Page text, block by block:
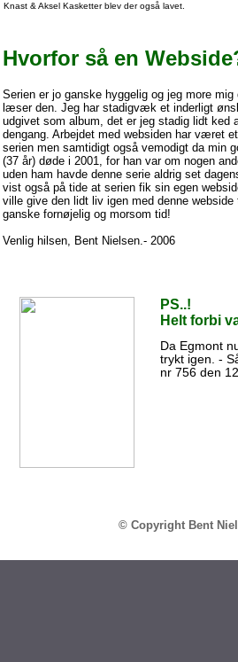
Knast & Aksel Kasketter blev der også lavet.
Hvorfor så en
Serien er jo ganske hyggelig og jeg more mig
læser den. Jeg har stadigvæk et inderligt
udgivet som album, det er jeg stadig lidt ked
dengang. Arbejdet med websiden har været
serien men samtidigt også vemodigt da min
(37 år) døde i 2001, for han var om nogen
uden ham havde denne serie aldrig set
vist også på tide at serien fik sin egen
ville give den lidt liv igen med denne webside
ganske fornøjelig og morsom tid!
Venlig hilsen, Bent Nielsen.- 2006
PS..!
Helt forbi
Da Egmont
trykt igen. -
nr 756 den
© Copyright Bent